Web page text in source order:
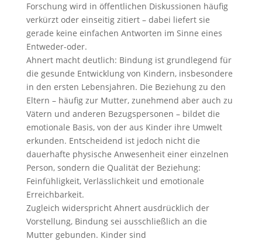
Forschung wird in öffentlichen Diskussionen häufig
verkürzt oder einseitig zitiert – dabei liefert sie
gerade keine einfachen Antworten im Sinne eines
Entweder-oder.
Ahnert macht deutlich: Bindung ist grundlegend für
die gesunde Entwicklung von Kindern, insbesondere
in den ersten Lebensjahren. Die Beziehung zu den
Eltern – häufig zur Mutter, zunehmend aber auch zu
Vätern und anderen Bezugspersonen – bildet die
emotionale Basis, von der aus Kinder ihre Umwelt
erkunden. Entscheidend ist jedoch nicht die
dauerhafte physische Anwesenheit einer einzelnen
Person, sondern die Qualität der Beziehung:
Feinfühligkeit, Verlässlichkeit und emotionale
Erreichbarkeit.
Zugleich widerspricht Ahnert ausdrücklich der
Vorstellung, Bindung sei ausschließlich an die
Mutter gebunden. Kinder sind